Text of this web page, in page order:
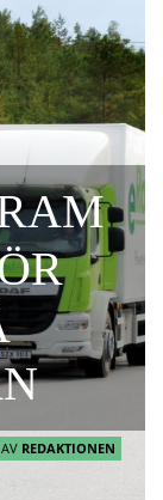
AV REDAKTIONEN